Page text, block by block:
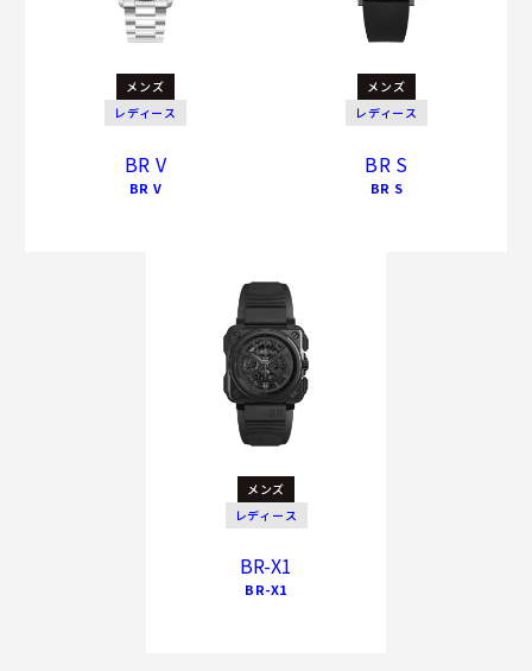
メンズ
レディース
BR V
BR V
メンズ
レディース
BR S
BR S
メンズ
レディース
BR-X1
BR-X1